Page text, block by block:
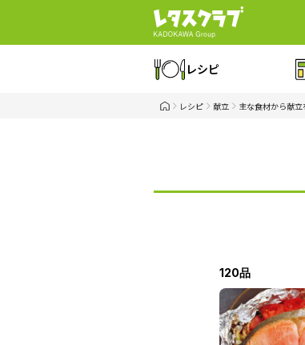
レシピ
レシピ 献立 主な食材から献立
120品